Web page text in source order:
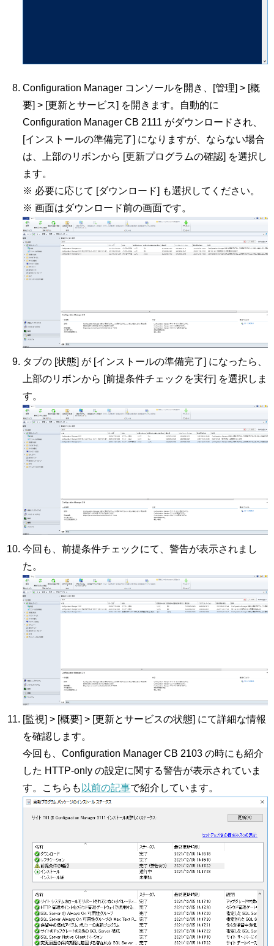
Configuration Manager コンソールを開き、[管理] > [概
要] > [更新とサービス] を開きます。自動的に
Configuration Manager CB 2111 がダウンロードされ、
[インストールの準備完了] になりますが、ならない場合
は、上部のリボンから [更新プログラムの確認] を選択し
ます。
※ 必要に応じて [ダウンロード] も選択してください。
※ 画面はダウンロード前の画面です。
タブの [状態] が [インストールの準備完了] になったら、
上部のリボンから [前提条件チェックを実行] を選択しま
す。
今回も、前提条件チェックにて、警告が表示されまし
た。
[監視] > [概要] > [更新とサービスの状態] にて詳細な情報
を確認します。
今回も、Configuration Manager CB 2103 の時にも紹介
した HTTP-only の設定に関する警告が表示されていま
す。こちらも 以前の記事で紹介しています。